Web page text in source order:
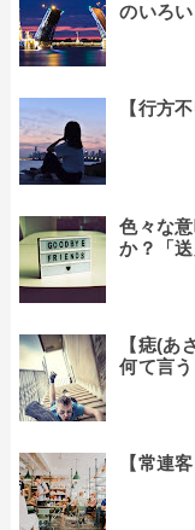
のいろ
【行方
色々な
か？「
【痣(あ
何て言う
【常連